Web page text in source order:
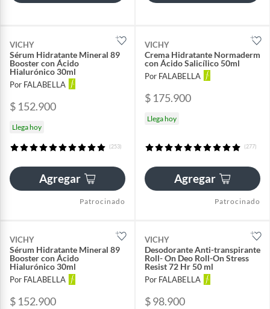
VICHY
Sérum Hidratante Mineral 89
Booster con Ácido
Hialurónico 30ml
Por FALABELLA
$ 152.900
Llega hoy
(253)
Agregar
Patrocinado
VICHY
Crema Hidratante Normaderm
con Ácido Salicílico 50ml
Por FALABELLA
$ 175.900
Llega hoy
(277)
Agregar
Patrocinado
VICHY
Sérum Hidratante Mineral 89
Booster con Ácido
Hialurónico 30ml
Por FALABELLA
$ 152.900
VICHY
Desodorante Anti-transpirante
Roll- On Deo Roll-On Stress
Resist 72 Hr 50 ml
Por FALABELLA
$ 98.900